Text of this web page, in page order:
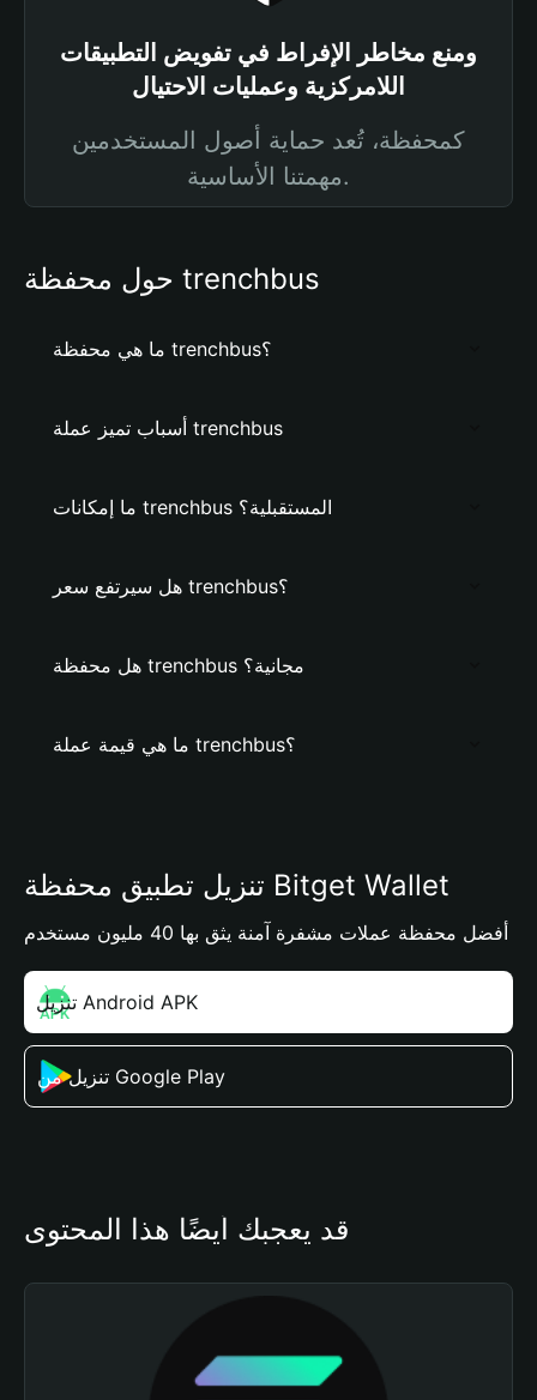
ومنع مخاطر الإفراط في تفويض التطبيقات
اللامركزية وعمليات الاحتيال
كمحفظة، تُعد حماية أصول المستخدمين
مهمتنا الأساسية.
حول محفظة trenchbus
ما هي محفظة trenchbus؟
أسباب تميز عملة trenchbus
ما إمكانات trenchbus المستقبلية؟
هل سيرتفع سعر trenchbus؟
هل محفظة trenchbus مجانية؟
ما هي قيمة عملة trenchbus؟
تنزيل تطبيق محفظة Bitget Wallet
أفضل محفظة عملات مشفرة آمنة يثق بها 40 مليون مستخدم
تنزيل Android APK
تنزيل من Google Play
قد يعجبك أيضًا هذا المحتوى